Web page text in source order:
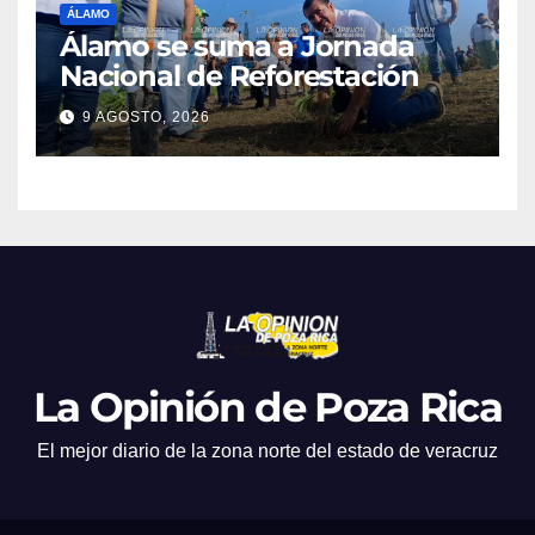
ÁLAMO
Álamo se suma a Jornada
Nacional de Reforestación
9 AGOSTO, 2026
La Opinión de Poza Rica
El mejor diario de la zona norte del estado de veracruz